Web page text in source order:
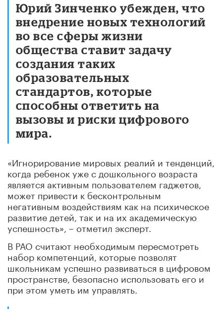
Юрий Зинченко убежден, что
внедрение новых технологий
во все сферы жизни
общества ставит задачу
создания таких
образовательных
стандартов, которые
способны ответить на
вызовы и риски цифрового
мира.
«Игнорирование мировых реалий и тенденций,
когда ребенок уже с дошкольного возраста
является активным пользователем гаджетов,
может привести к бесконтрольным
негативным воздействиям как на психическое
развитие детей, так и на их академическую
успешность», – отметил эксперт.
В РАО считают необходимым пересмотреть
набор компетенций, которые позволят
школьникам успешно развиваться в цифровом
пространстве, безопасно использовать его и
при этом уметь им управлять.